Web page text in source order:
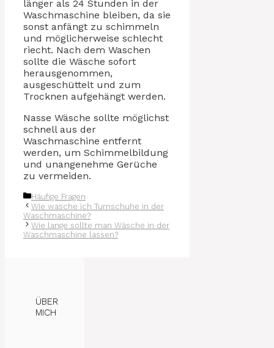
länger als 24 Stunden in der
Waschmaschine bleiben, da sie
sonst anfängt zu schimmeln
und möglicherweise schlecht
riecht. Nach dem Waschen
sollte die Wäsche sofort
herausgenommen,
ausgeschüttelt und zum
Trocknen aufgehängt werden.
Nasse Wäsche sollte möglichst
schnell aus der
Waschmaschine entfernt
werden, um Schimmelbildung
und unangenehme Gerüche
zu vermeiden.
Kategorien
Häufige Fragen
Wie wasche ich Turnschuhe in der
Waschmaschine?
Wie lange sollte man Wäsche in der
Waschmaschine lassen?
ÜBER
MICH